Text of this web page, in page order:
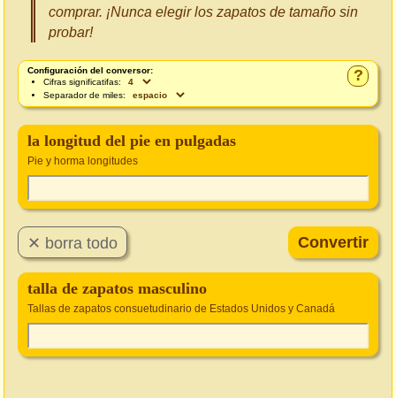
comprar. ¡Nunca elegir los zapatos de tamaño sin
probar!
?
Configuración del conversor:
Cifras significatifas:
Separador de miles:
la longitud del pie en pulgadas
Pie y horma longitudes
talla de zapatos masculino
Tallas de zapatos consuetudinario de Estados Unidos y Canadá